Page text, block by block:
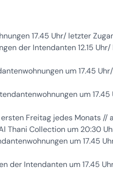
17.45 Uhr/ letzter
der Intendanten 12.15
um 17.45
um
Freitag jedes Monats
Thani Collection um 20:30
um 17.45
der Intendanten um 17.45